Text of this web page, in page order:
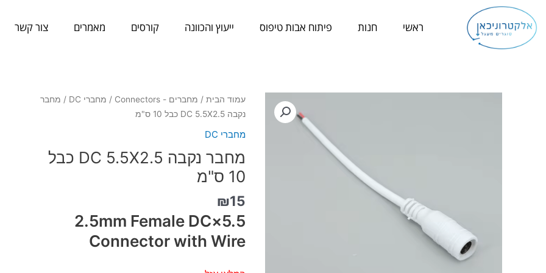
לתוכן
ראשי חנות פיתוח אבות טיפוס ייעוץ והכוונה קורסים מאמרים צור קשר
עמוד הבית/ מחברים - Connectors / מחברי DC
/ מחבר
נקבה DC 5.5X2.5 כבל 10 ס"מ
מחברי DC
מחבר נקבה DC 5.5X2.5 כבל
10 ס"מ
₪15
5.5×2.5mm Female DC
Connector with Wire